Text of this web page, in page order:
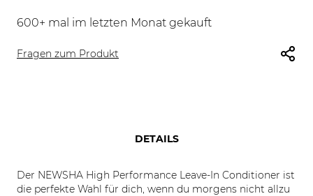
600+ mal im letzten Monat gekauft
Fragen zum Produkt
DETAILS
Der NEWSHA High Performance Leave-In Conditioner ist
die perfekte Wahl für dich, wenn du morgens nicht allzu